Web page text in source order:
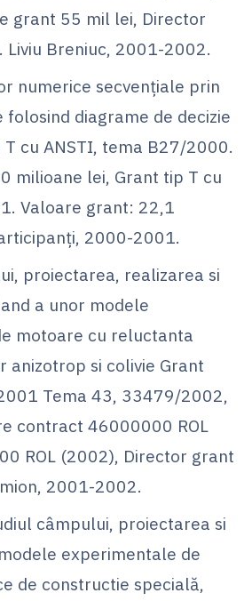
grant 55 mil lei, Director
Liviu Breniuc, 2001-2002.
numerice secvenţiale prin
diagrame de decizie
cu ANSTI, tema B27/2000.
milioane lei, Grant tip T cu
Valoare grant: 22,1
2000-2001.
proiectarea, realizarea si
a unor modele
motoare cu reluctanta
anizotrop si colivie Grant
Tema 43, 33479/2002,
contract 46000000 ROL
ROL (2002), Director grant
2001-2002.
câmpului, proiectarea si
experimentale de
de constructie specială,